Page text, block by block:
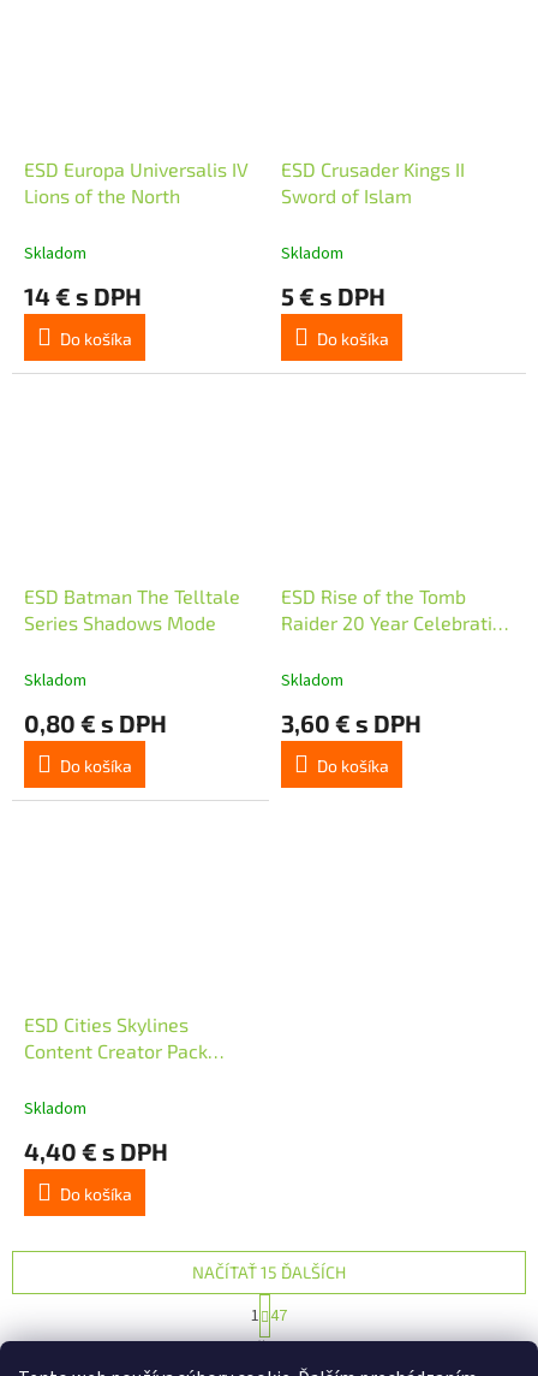
ESD Europa Universalis IV
Lions of the North
Skladom
14 € s DPH
Do košíka
ESD Crusader Kings II
Sword of Islam
Skladom
5 € s DPH
Do košíka
ESD Batman The Telltale
Series Shadows Mode
Skladom
0,80 € s DPH
Do košíka
ESD Rise of the Tomb
Raider 20 Year Celebration
Skladom
3,60 € s DPH
Do košíka
ESD Cities Skylines
Content Creator Pack
Skladom
4,40 € s DPH
Do košíka
O
NAČÍTAŤ 15 ĎALŠÍCH
t
r
1 47
693položiek celkom